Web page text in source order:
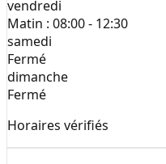
vendredi
Matin : 08:00 - 12:30
samedi
Fermé
dimanche
Fermé
Horaires vérifiés